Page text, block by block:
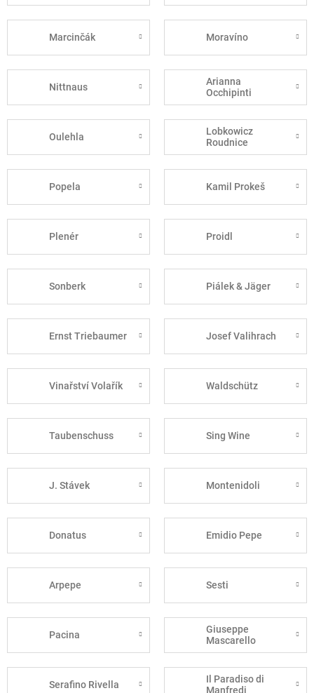
Marcinčák Moravíno
Nittnaus
Arianna
Occhipinti
Oulehla
Lobkowicz
Roudnice
Popela Kamil Prokeš
Plenér Proidl
Sonberk Piálek & Jäger
Ernst Triebaumer Josef Valihrach
Vinařství Volařík Waldschütz
Taubenschuss Sing Wine
J. Stávek Montenidoli
Donatus Emidio Pepe
Arpepe Sesti
Pacina
Giuseppe
Mascarello
Serafino Rivella
Il Paradiso di
Manfredi